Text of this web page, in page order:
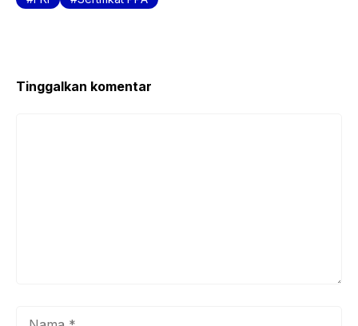
Tinggalkan komentar